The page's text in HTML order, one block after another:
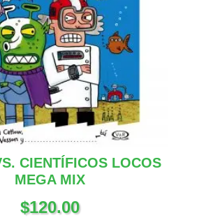
CIENTÍFICOS LOCOS
MEGA MIX
$120.00